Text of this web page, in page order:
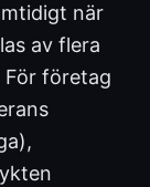
när
av flera
För företag